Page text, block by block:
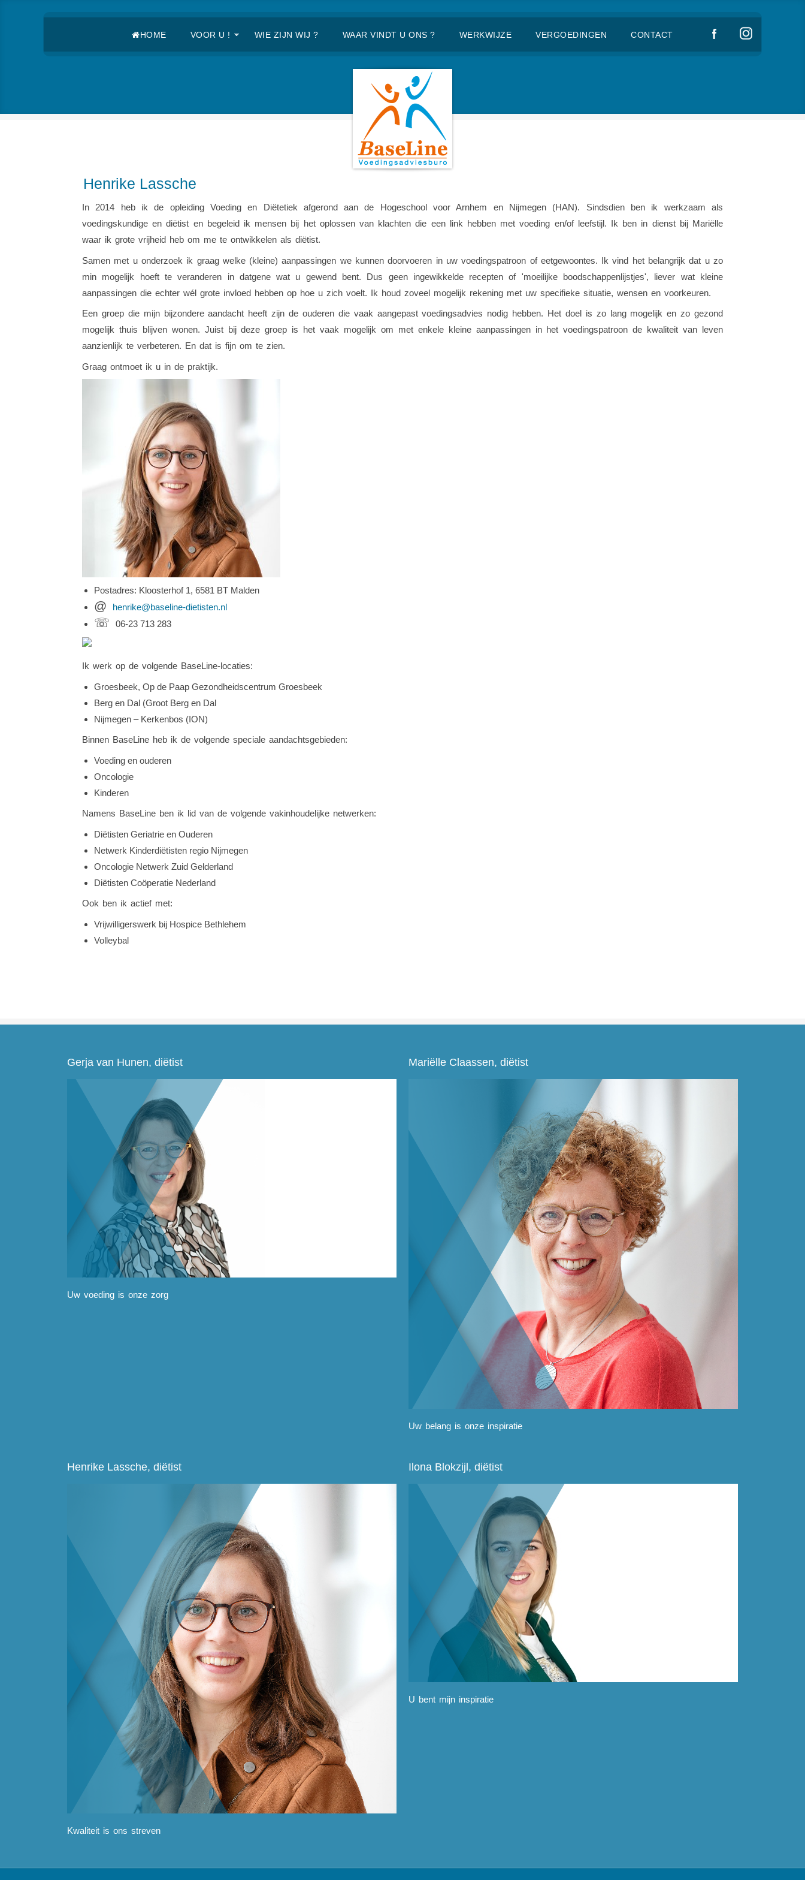
HOME VOOR U ! WIE ZIJN WIJ ? WAAR VINDT U ONS ? WERKWIJZE VERGOEDINGEN CONTACT
Henrike Lassche
In 2014 heb ik de opleiding Voeding en Diëtetiek afgerond aan de Hogeschool voor Arnhem en Nijmegen (HAN). Sindsdien ben ik werkzaam als
voedingskundige en diëtist en begeleid ik mensen bij het oplossen van klachten die een link hebben met voeding en/of leefstijl. Ik ben in dienst bij Mariëlle
waar ik grote vrijheid heb om me te ontwikkelen als diëtist.
Samen met u onderzoek ik graag welke (kleine) aanpassingen we kunnen doorvoeren in uw voedingspatroon of eetgewoontes. Ik vind het belangrijk dat u zo
min mogelijk hoeft te veranderen in datgene wat u gewend bent. Dus geen ingewikkelde recepten of 'moeilijke boodschappenlijstjes', liever wat kleine
aanpassingen die echter wél grote invloed hebben op hoe u zich voelt. Ik houd zoveel mogelijk rekening met uw specifieke situatie, wensen en voorkeuren.
Een groep die mijn bijzondere aandacht heeft zijn de ouderen die vaak aangepast voedingsadvies nodig hebben. Het doel is zo lang mogelijk en zo gezond
mogelijk thuis blijven wonen. Juist bij deze groep is het vaak mogelijk om met enkele kleine aanpassingen in het voedingspatroon de kwaliteit van leven
aanzienlijk te verbeteren. En dat is fijn om te zien.
Graag ontmoet ik u in de praktijk.
Postadres: Kloosterhof 1, 6581 BT Malden
@ henrike@baseline-dietisten.nl
☏ 06-23 713 283
Ik werk op de volgende BaseLine-locaties:
Groesbeek, Op de Paap Gezondheidscentrum Groesbeek
Berg en Dal (Groot Berg en Dal
Nijmegen – Kerkenbos (ION)
Binnen BaseLine heb ik de volgende speciale aandachtsgebieden:
Voeding en ouderen
Oncologie
Kinderen
Namens BaseLine ben ik lid van de volgende vakinhoudelijke netwerken:
Diëtisten Geriatrie en Ouderen
Netwerk Kinderdiëtisten regio Nijmegen
Oncologie Netwerk Zuid Gelderland
Diëtisten Coöperatie Nederland
Ook ben ik actief met:
Vrijwilligerswerk bij Hospice Bethlehem
Volleybal
Gerja van Hunen, diëtist
Uw voeding is onze zorg
Mariëlle Claassen, diëtist
Uw belang is onze inspiratie
Henrike Lassche, diëtist
Kwaliteit is ons streven
Ilona Blokzijl, diëtist
U bent mijn inspiratie